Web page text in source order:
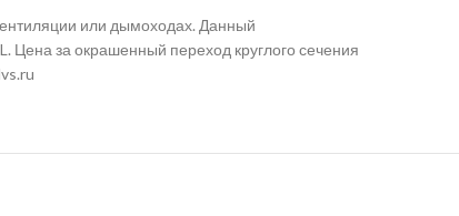
или дымоходах. Данный
Цена за окрашенный переход круглого сечения